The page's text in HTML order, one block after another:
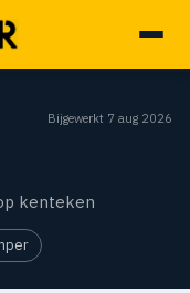
Bijgewerkt 7 aug 2026
kenteken